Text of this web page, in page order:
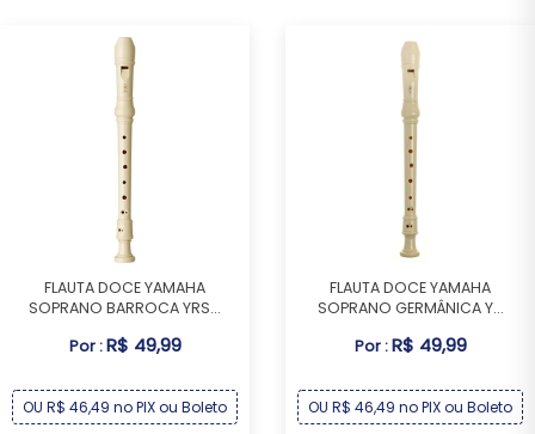
FLAUTA DOCE YAMAHA
SOPRANO BARROCA YRS...
Por :R$ 49,99
OU R$ 46,49 no PIX ou Boleto
FLAUTA DOCE YAMAHA
SOPRANO GERMÂNICA Y...
Por :R$ 49,99
OU R$ 46,49 no PIX ou Boleto